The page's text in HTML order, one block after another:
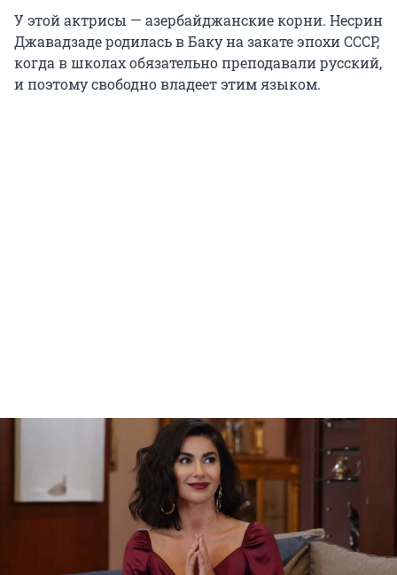
У этой актрисы — азербайджанские корни. Несрин
Джавадзаде родилась в Баку на закате эпохи СССР,
когда в школах обязательно преподавали русский,
и поэтому свободно владеет этим языком.